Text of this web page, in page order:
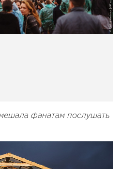
фанатам послушать